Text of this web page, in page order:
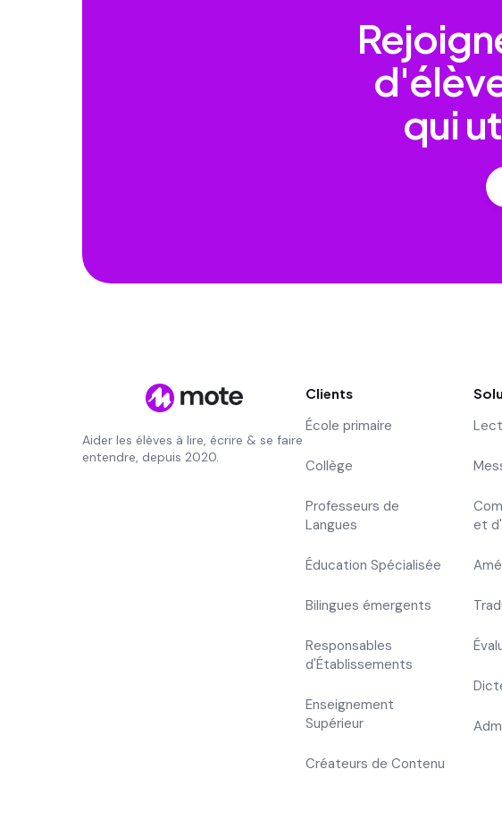
qui
Aider les élèves à lire, écrire & se faire
entendre, depuis 2020.
Clients
École primaire
Collège
Professeurs de
Langues
Éducation Spécialisée
Bilingues émergents
Responsables
d'Établissements
Enseignement
Supérieur
Créateurs de Contenu
et